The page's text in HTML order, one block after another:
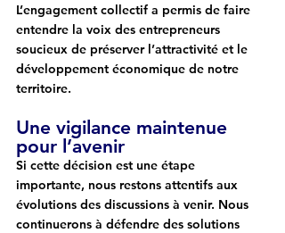
L’engagement collectif a permis de faire
entendre la voix des entrepreneurs
soucieux de préserver l’attractivité et le
développement économique de notre
territoire.
Une vigilance maintenue
pour l’avenir
Si cette décision est une étape
importante, nous restons attentifs aux
évolutions des discussions à venir. Nous
continuerons à défendre des solutions